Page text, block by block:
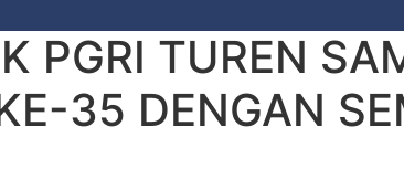
PGRI TUREN
35 DENGAN